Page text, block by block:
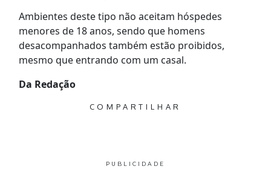
Ambientes deste tipo não aceitam hóspedes
menores de 18 anos, sendo que homens
desacompanhados também estão proibidos,
mesmo que entrando com um casal.
Da Redação
COMPARTILHAR
PUBLICIDADE